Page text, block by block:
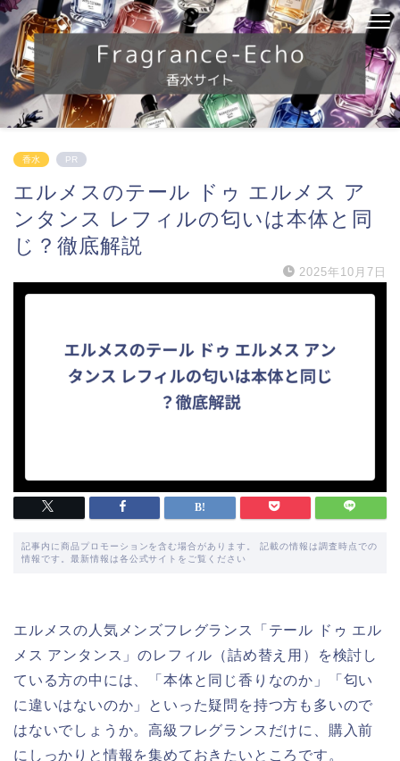
香水 PR
エルメスのテール ドゥ エルメス ア
ンタンス レフィルの匂いは本体と同
じ？徹底解説
2025年10月7日
記事内に商品プロモーションを含む場合があります。 記載の情報は調査時点での
情報です。最新情報は各公式サイトをご覧ください
エルメスの人気メンズフレグランス「テール ドゥ エル
メス アンタンス」のレフィル（詰め替え用）を検討し
ている方の中には、「本体と同じ香りなのか」「匂い
に違いはないのか」といった疑問を持つ方も多いので
はないでしょうか。高級フレグランスだけに、購入前
にしっかりと情報を集めておきたいところです。